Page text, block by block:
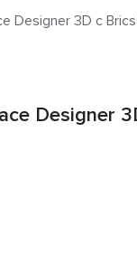
Designer 3D с
Designer